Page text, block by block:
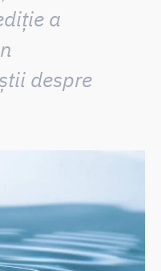
a
despre